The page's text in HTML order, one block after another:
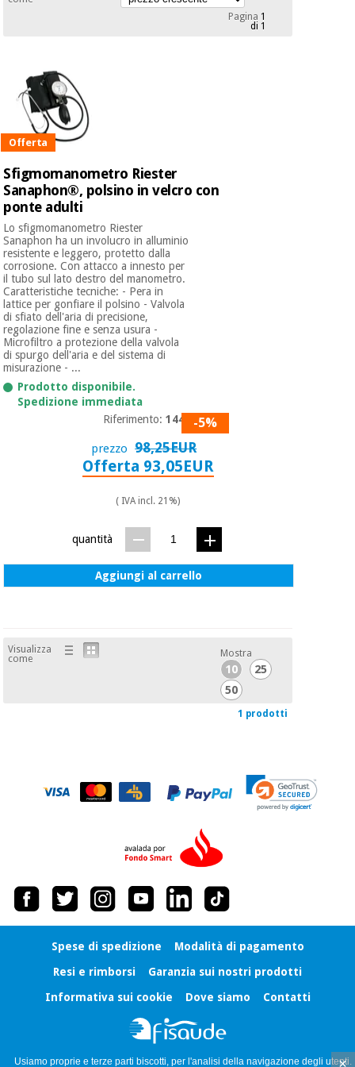
Outlet
Fisaude
Tech
Academy
mediche
cinese
Mobili
clinici
Armadi
terapeutici
Materiale
essenziale
per la
protezione
dei
coronavirus
Aerobica,
fitness e
pilates
Sport
Ortopedia
Offerte
Outlet
Fisaude
Tech
Academy
mediche
Medicina
tradizionale
Mobili
clinici
Armadi
terapeutici
Materiale
essenziale
per la
protezione
giochi
sanitari
Pagina 1
di 1
Offerta
Sfigmomanometro Riester
Sanaphon®, polsino in velcro con
ponte adulti
Lo sfigmomanometro Riester
Sanaphon ha un involucro in alluminio
resistente e leggero, protetto dalla
corrosione. Con attacco a innesto per
il tubo sul lato destro del manometro.
Caratteristiche tecniche: - Pera in
lattice per gonfiare il polsino - Valvola
di sfiato dell'aria di precisione,
regolazione fine e senza usura -
Microfiltro a protezione della valvola
di spurgo dell'aria e del sistema di
misurazione - ...
Prodotto disponibile.
Spedizione immediata
Riferimento:1442 -5%
prezzo 98,25EUR
Offerta 93,05EUR
( IVA incl. 21%)
quantità
Aggiungi al carrello
Visualizza
come
Mostra
10
25
50
1 prodotti
Spese di spedizione
Modalità di pagamento
Resi e rimborsi
Garanzia sui nostri prodotti
Informativa sui cookie
Dove siamo Contatti
Usiamo proprie e terze parti biscotti, per l'analisi della navigazione degli utenti.